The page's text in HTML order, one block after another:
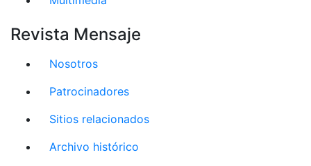
Revista Mensaje
Nosotros
Patrocinadores
Sitios relacionados
Archivo histórico